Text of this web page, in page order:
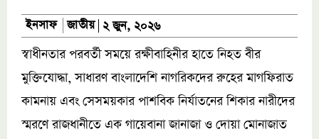
ইনসাফ জাতীয় ২ জুন, ২০২৬
স্বাধীনতার পরবর্তী সময়ে রক্ষীবাহিনীর হাতে নিহত বীর
মুক্তিযোদ্ধা, সাধারণ বাংলাদেশি নাগরিকদের রুহের মাগফিরাত
কামনায় এবং সেসময়কার পাশবিক নির্যাতনের শিকার নারীদের
স্মরণে রাজধানীতে এক গায়েবানা জানাজা ও দোয়া মোনাজাত